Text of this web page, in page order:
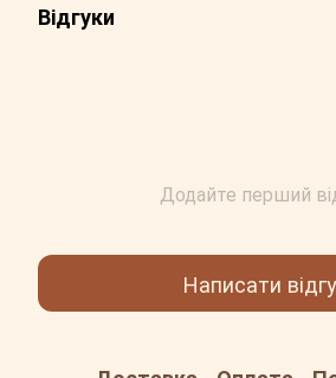
Відгуки
Додайте перший
Написати